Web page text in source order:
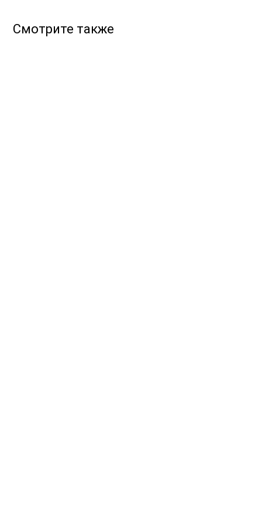
Смотрите также